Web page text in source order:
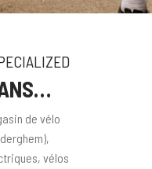
de vélo
vélos